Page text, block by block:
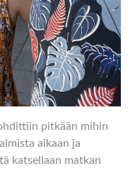
pitkään mihin
aikaan ja
katsellaan matkan